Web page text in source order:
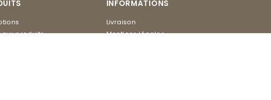
produits
INFORMATIONS
Livraison
Mentions légales